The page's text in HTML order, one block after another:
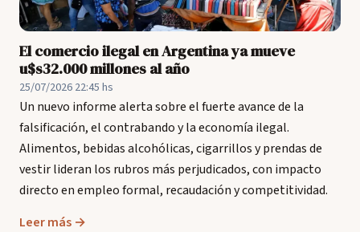
El comercio ilegal en Argentina ya mueve
u$s32.000 millones al año
25/07/2026 22:45 hs
Un nuevo informe alerta sobre el fuerte avance de la
falsificación, el contrabando y la economía ilegal.
Alimentos, bebidas alcohólicas, cigarrillos y prendas de
vestir lideran los rubros más perjudicados, con impacto
directo en empleo formal, recaudación y competitividad.
Leer más →